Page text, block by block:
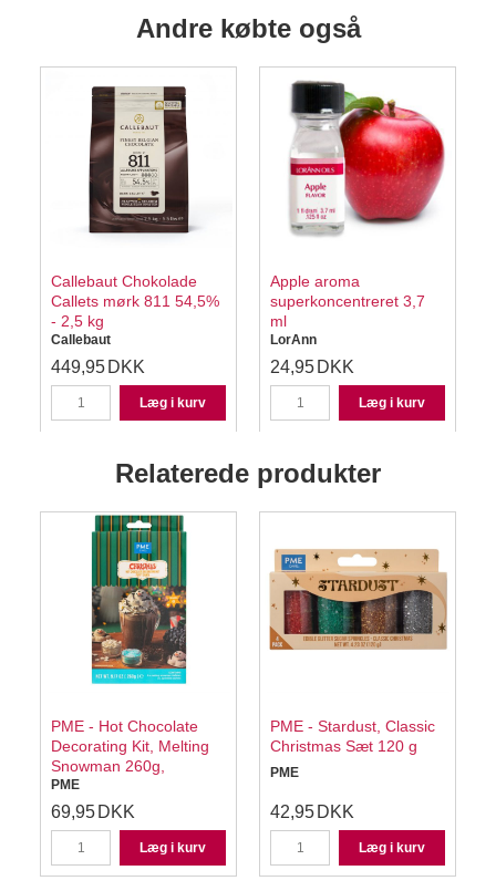
Andre købte også
Callebaut Chokolade
Callets mørk 811 54,5%
- 2,5 kg
Callebaut
449,95 DKK
Læg i kurv
Apple aroma
superkoncentreret 3,7
ml
LorAnn
24,95 DKK
Læg i kurv
Relaterede produkter
PME - Hot Chocolate
Decorating Kit, Melting
Snowman 260g,
PME
69,95 DKK
Læg i kurv
PME - Stardust, Classic
Christmas Sæt 120 g
PME
42,95 DKK
Læg i kurv